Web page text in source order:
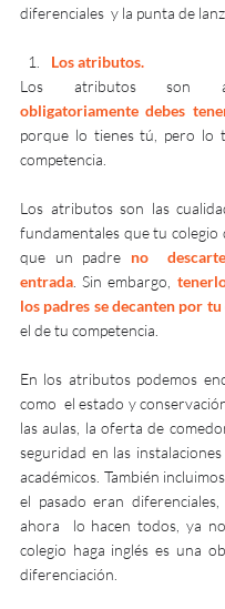
diferenciales  y la punta de
Los atributos.
obligatoriamente debes
porque lo tienes tú, pero lo
competencia.
Los atributos son las
fundamentales que tu colegio
que un padre no
entrada . Sin embargo,
los padres se decanten por
el de tu competencia.
En los atributos podemos
como  el estado y
las aulas, la oferta de
seguridad en las
académicos. También
el pasado eran
ahora  lo hacen todos, ya
colegio haga inglés es una
diferenciación.